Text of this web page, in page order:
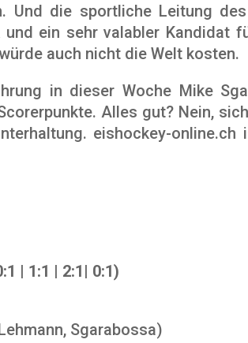
Und die sportliche Leitung
ein sehr valabler Kandidat
auch nicht die Welt kosten.
in dieser Woche Mike
Alles gut? Nein,
eishockey-
| 1:1 | 2:1| 0:1)
Sgarabossa)